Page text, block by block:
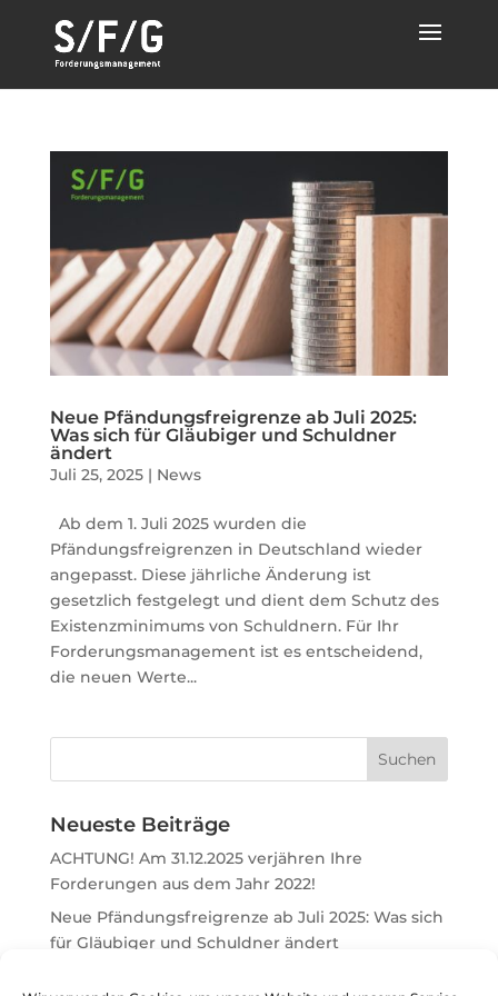
Neue Pfändungsfreigrenze ab Juli 2025:
Was sich für Gläubiger und Schuldner
ändert
Juli 25, 2025| News
Ab dem 1. Juli 2025 wurden die
Pfändungsfreigrenzen in Deutschland wieder
angepasst. Diese jährliche Änderung ist
gesetzlich festgelegt und dient dem Schutz des
Existenzminimums von Schuldnern. Für Ihr
Forderungsmanagement ist es entscheidend,
die neuen Werte...
Neueste Beiträge
ACHTUNG! Am 31.12.2025 verjähren Ihre
Forderungen aus dem Jahr 2022!
Neue Pfändungsfreigrenze ab Juli 2025: Was sich
für Gläubiger und Schuldner ändert